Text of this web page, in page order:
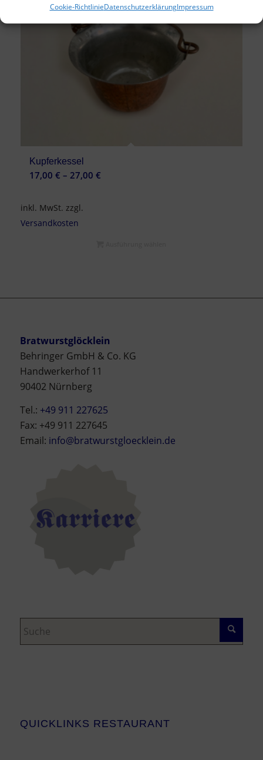
Cookie-RichtlinieDatenschutzerklärungImpressum
Kupferkessel
17,00 € – 27,00 €
inkl. MwSt. zzgl.
Versandkosten
Bratwurstglöcklein
Behringer GmbH & Co. KG
Handwerkerhof 11
90402 Nürnberg
Tel.: +49 911 227625
Fax: +49 911 227645
Email: info@bratwurstgloecklein.de
QUICKLINKS RESTAURANT